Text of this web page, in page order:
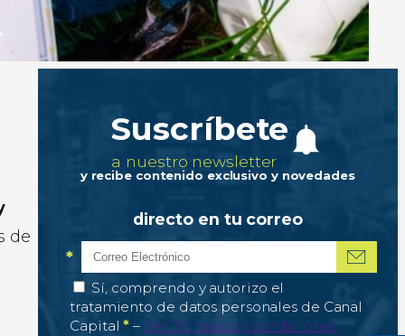
de
Suscríbete
a nuestro newsletter
y recibe contenido exclusivo y novedades
directo en tu correo
Correo electrónico*
*Campo obligatorio
Autorización de tratamiento de datos
Sí, comprendo y autorizo el
tratamiento de datos personales de Canal
Capital* – Campo obligatorio
Ver Términos y condiciones